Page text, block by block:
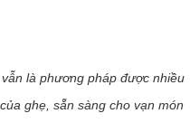
là phương pháp được nhiều
ghẹ, sẵn sàng cho vạn món